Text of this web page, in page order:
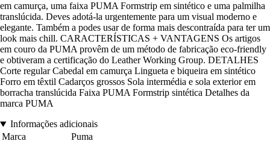
em camurça, uma faixa PUMA Formstrip em sintético e uma palmilha
translúcida. Deves adotá-la urgentemente para um visual moderno e
elegante. Também a podes usar de forma mais descontraída para ter um
look mais chill. CARACTERÍSTICAS + VANTAGENS Os artigos
em couro da PUMA provêm de um método de fabricação eco-friendly
e obtiveram a certificação do Leather Working Group. DETALHES
Corte regular Cabedal em camurça Lingueta e biqueira em sintético
Forro em têxtil Cadarços grossos Sola intermédia e sola exterior em
borracha translúcida Faixa PUMA Formstrip sintética Detalhes da
marca PUMA
Informações adicionais
Marca
Puma